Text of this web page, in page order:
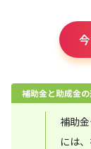
補助金と助成金
補助
には